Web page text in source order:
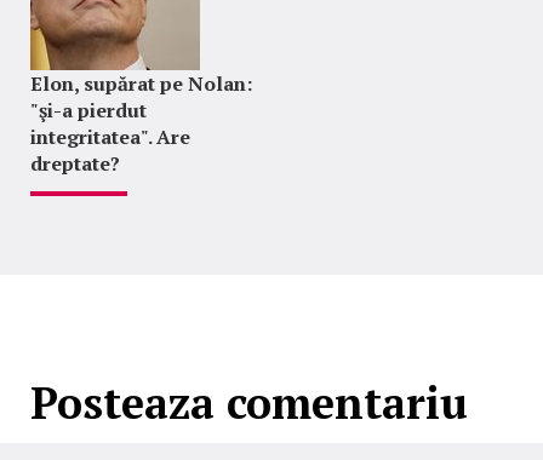
Elon, supărat pe Nolan:
"şi-a pierdut
integritatea". Are
dreptate?
Posteaza comentariu